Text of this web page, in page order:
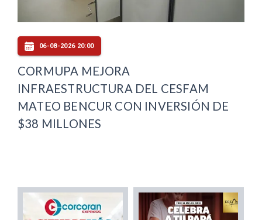
06-08-2026 20:00
CORMUPA MEJORA
INFRAESTRUCTURA DEL CESFAM
MATEO BENCUR CON INVERSIÓN DE
$38 MILLONES